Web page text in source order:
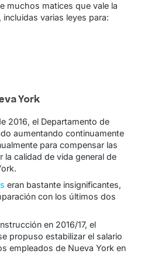
muchos matices que vale la
varias leyes para:
York
2016, el Departamento de
aumentando continuamente
para compensar las
la calidad de vida general de
eran bastante insignificantes,
con los últimos dos
en 2016/17, el
propuso estabilizar el salario
empleados de Nueva York en